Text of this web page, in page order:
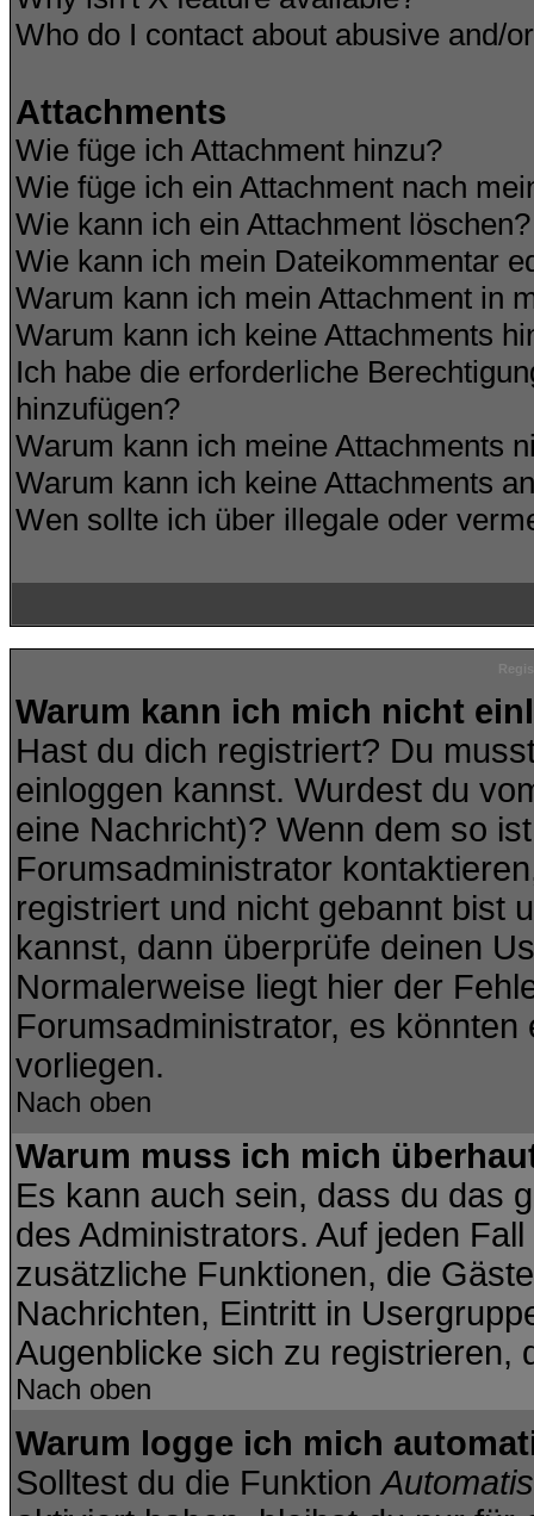
Who do I contact about abusive and/
Attachments
Wie füge ich Attachment hinzu?
Wie füge ich ein Attachment nach
Wie kann ich ein Attachment löschen?
Wie kann ich mein Dateikommentar
Warum kann ich mein Attachment in
Warum kann ich keine Attachments
Ich habe die erforderliche
hinzufügen?
Warum kann ich meine Attachments
Warum kann ich keine Attachments
Wen sollte ich über illegale oder
Warum kann ich mich nicht
Hast du dich registriert? Du
einloggen kannst. Wurdest du
eine Nachricht)? Wenn dem so
Forumsadministrator
registriert und nicht gebannt bist
kannst, dann überprüfe deinen
Normalerweise liegt hier der
Forumsadministrator, es
vorliegen.
Nach oben
Warum muss ich mich
Es kann auch sein, dass du das
des Administrators. Auf jeden
zusätzliche Funktionen, die
Nachrichten, Eintritt in
Augenblicke sich zu registrieren,
Nach oben
Warum logge ich mich
Solltest du die Funktion